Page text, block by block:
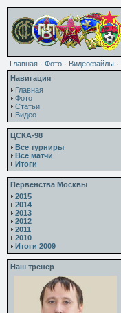
Главная · Фото · Видеофайлы ·
Навигация
Главная
Фото
Статьи
Видео
ЦСКА-98
Все турниры
Все матчи
Итоги
Первенства Москвы
2015
2014
2013
2012
2011
2010
Итоги 2009
Наш тренер